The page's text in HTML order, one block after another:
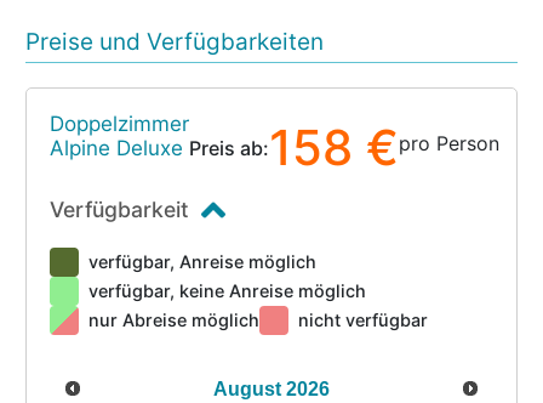
Preise und Verfügbarkeiten
Doppelzimmer
Alpine Deluxe Preis ab:158 €pro Person
Verfügbarkeit
verfügbar, Anreise möglich
verfügbar, keine Anreise möglich
nur Abreise möglich
nicht verfügbar
August 2026